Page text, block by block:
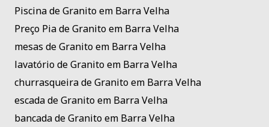
Piscina de Granito em Barra Velha
Preço Pia de Granito em Barra Velha
mesas de Granito em Barra Velha
lavatório de Granito em Barra Velha
churrasqueira de Granito em Barra Velha
escada de Granito em Barra Velha
bancada de Granito em Barra Velha